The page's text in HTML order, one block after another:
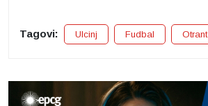
Tagovi: Ulcinj Fudbal Otrant